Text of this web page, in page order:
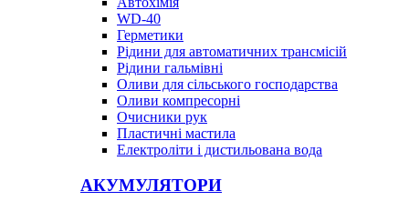
WD-40
Герметики
Рідини для автоматичних трансмісій
Рідини гальмівні
Оливи для сільського господарства
Оливи компресорні
Очисники рук
Пластичні мастила
Електроліти і дистильована вода
АКУМУЛЯТОРИ